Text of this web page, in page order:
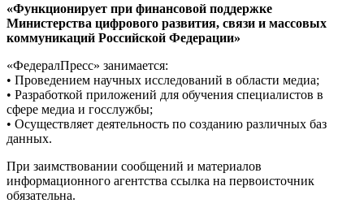
«Функционирует при финансовой поддержке
Министерства цифрового развития, связи и массовых
коммуникаций Российской Федерации»
«ФедералПресс» занимается:
• Проведением научных исследований в области медиа;
• Разработкой приложений для обучения специалистов в
сфере медиа и госслужбы;
• Осуществляет деятельность по созданию различных баз
данных.
При заимствовании сообщений и материалов
информационного агентства ссылка на первоисточник
обязательна.